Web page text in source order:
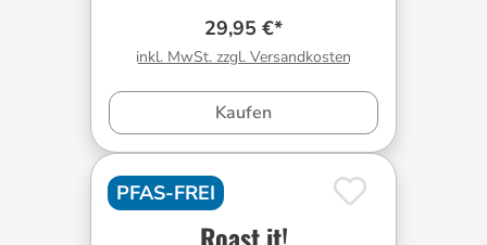
29,95 €*
inkl. MwSt. zzgl. Versandkosten
Kaufen
PFAS-FREI